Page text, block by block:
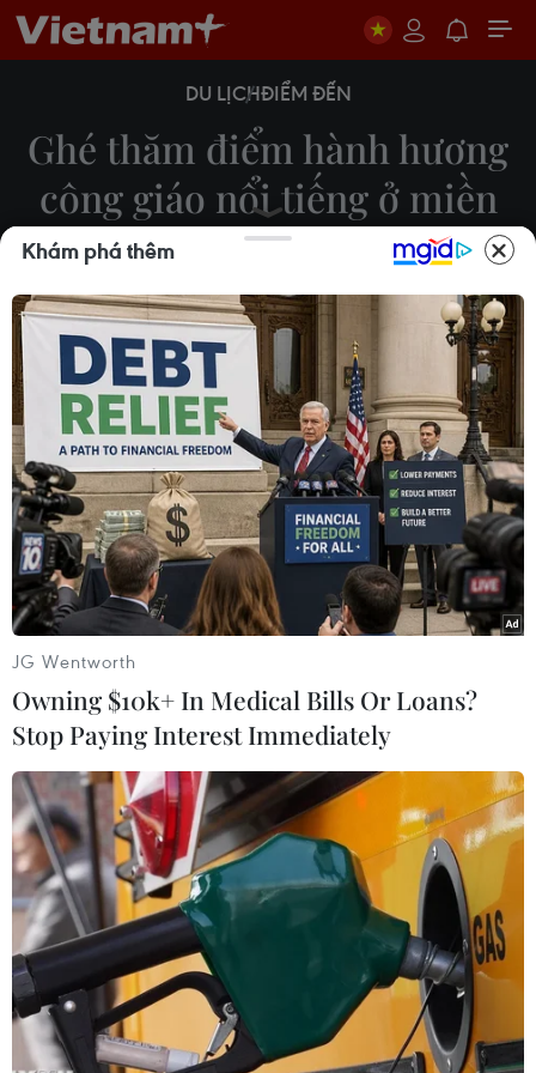
DU LỊCHĐIỂM ĐẾN
Ghé thăm điểm hành hương
công giáo nổi tiếng ở miền
Tây sông nước
Hoài Nam
11/05/2023 02:20
Nhà thờ Tắc Sậy là một trong những địa điểm nổi
tiếng ở khu vực Đồng bằng sông Cửu Long với lối
kiến trúc độc đáo và khá lạ mắt so với các nhà thờ
đạo Thiên chúa giáo khác.
Nhà thờ Tắc Sậy nằm ngay trên quốc lộ 1A, cách
thành phố Bạc Liêu 37km, thuộc địa bàn Ấp 2,
xã Tân Long, huyện Giá Rai, tỉnh Bạc Liêu. Theo
những người lớn tuổi ở địa phương, nhà thờ có
tên gọi là Tắc Sậy bởi xưa kia có một con đường
Khám phá thêm
JG Wentworth
Owning $10k+ In Medical Bills Or Loans?
Stop Paying Interest Immediately